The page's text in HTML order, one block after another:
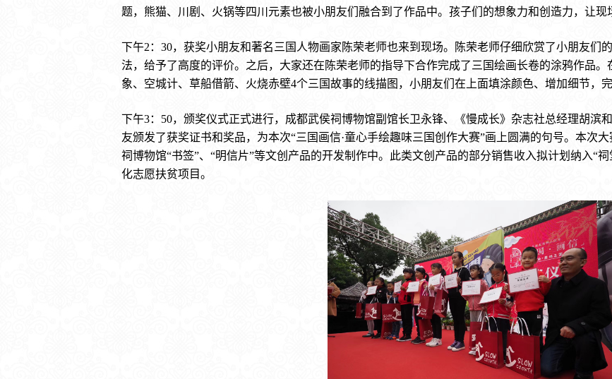
题，熊猫、川剧、火锅等四川元素也被小朋友们融合到了作品中。孩子们的想象力和创造力，让现
下午2：30，获奖小朋友和著名三国人物画家陈荣老师也来到现场。陈荣老师仔细欣赏了小朋友们
法，给予了高度的评价。之后，大家还在陈荣老师的指导下合作完成了三国绘画长卷的涂鸦作品
象、空城计、草船借箭、火烧赤壁4个三国故事的线描图，小朋友们在上面填涂颜色、增加细节，完
下午3：50，颁奖仪式正式进行，成都武侯祠博物馆副馆长卫永锋、《慢成长》杂志社总经理胡滨
友颁发了获奖证书和奖品，为本次“三国画信·童心手绘趣味三国创作大赛”画上圆满的句号。本次
祠博物馆“书签”、“明信片”等文创产品的开发制作中。此类文创产品的部分销售收入拟计划纳入“
化志愿扶贫项目。